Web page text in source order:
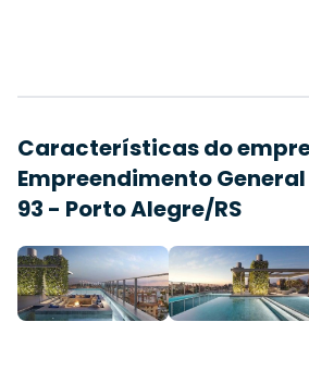
Características do
Empreendimento
93 - Porto Alegre/RS